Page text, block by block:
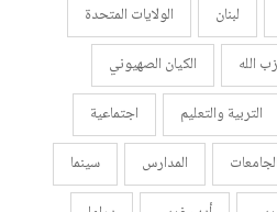
لبنان
الولايات المتحدة
الله
الكيان الصهيوني
التربية والتعليم
اجتماعية
الجامعات المدارس
سينما